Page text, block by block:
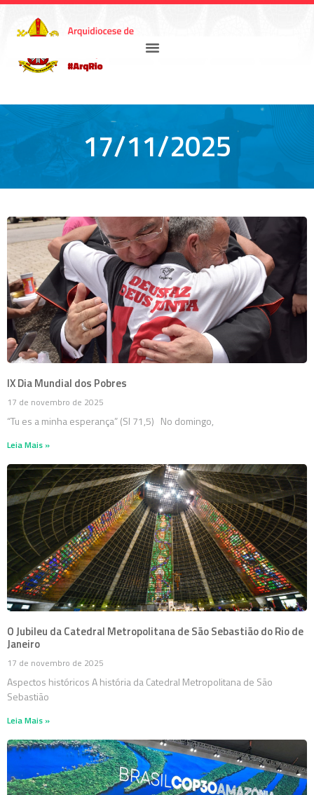
17/11/2025
IX Dia Mundial dos Pobres
17 de novembro de 2025
“Tu es a minha esperança” (Sl 71,5) No domingo,
Leia Mais »
O Jubileu da Catedral Metropolitana de São Sebastião do Rio de
Janeiro
17 de novembro de 2025
Aspectos históricos A história da Catedral Metropolitana de São
Sebastião
Leia Mais »